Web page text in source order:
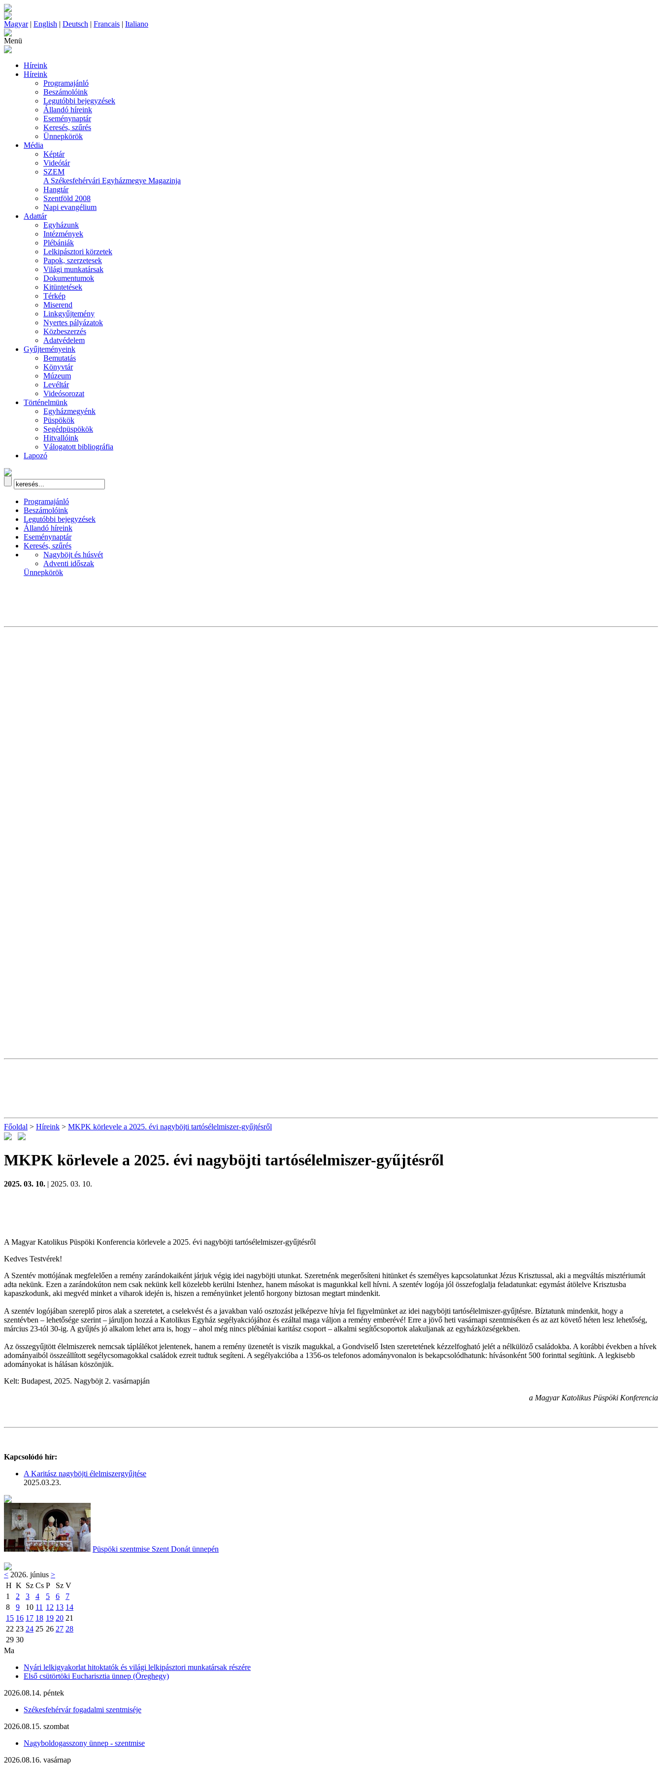
Magyar| English | Deutsch | Francais | Italiano
Menü
Híreink
Híreink
Programajánló
Beszámolóink
Legutóbbi bejegyzések
Állandó híreink
Eseménynaptár
Keresés, szűrés
Ünnepkörök
Média
Képtár
Videótár
SZEM
A Székesfehérvári Egyházmegye Magazinja
Hangtár
Szentföld 2008
Napi evangélium
Adattár
Egyházunk
Intézmények
Plébániák
Lelkipásztori körzetek
Papok, szerzetesek
Világi munkatársak
Dokumentumok
Kitüntetések
Térkép
Miserend
Linkgyűjtemény
Nyertes pályázatok
Közbeszerzés
Adatvédelem
Gyűjteményeink
Bemutatás
Könyvtár
Múzeum
Levéltár
Videósorozat
Történelmünk
Egyházmegyénk
Püspökök
Segédpüspökök
Hitvallóink
Válogatott bibliográfia
Lapozó
Programajánló
Beszámolóink
Legutóbbi bejegyzések
Állandó híreink
Eseménynaptár
Keresés, szűrés
Nagyböjt és húsvét
Adventi időszak
Ünnepkörök
Főoldal > Híreink > MKPK körlevele a 2025. évi nagyböjti tartósélelmiszer-gyűjtésről
MKPK körlevele a 2025. évi nagyböjti tartósélelmiszer-gyűjtésről
2025. 03. 10. | 2025. 03. 10.
A Magyar Katolikus Püspöki Konferencia körlevele a 2025. évi nagyböjti tartósélelmiszer-gyűjtésről
Kedves Testvérek!
A Szentév mottójának megfelelően a remény zarándokaiként járjuk végig idei nagyböjti utunkat. Szeretnénk megerősíteni hitünket és személyes kapcsolatunkat Jézus Krisztussal, aki a megváltás misztériumát
adta nekünk. Ezen a zarándokúton nem csak nekünk kell közelebb kerülni Istenhez, hanem másokat is magunkkal kell hívni. A szentév logója jól összefoglalja feladatunkat: egymást átölelve Krisztusba
kapaszkodunk, aki megvéd minket a viharok idején is, hiszen a reményünket jelentő horgony biztosan megtart mindenkit.
A szentév logójában szereplő piros alak a szeretetet, a cselekvést és a javakban való osztozást jelképezve hívja fel figyelmünket az idei nagyböjti tartósélelmiszer-gyűjtésre. Bíztatunk mindenkit, hogy a
szentévben – lehetősége szerint – járuljon hozzá a Katolikus Egyház segélyakciójához és ezáltal maga váljon a remény emberévé! Erre a jövő heti vasárnapi szentmiséken és az azt követő héten lesz lehetőség,
március 23-tól 30-ig. A gyűjtés jó alkalom lehet arra is, hogy – ahol még nincs plébániai karitász csoport – alkalmi segítőcsoportok alakuljanak az egyházközségekben.
Az összegyűjtött élelmiszerek nemcsak táplálékot jelentenek, hanem a remény üzenetét is viszik magukkal, a Gondviselő Isten szeretetének kézzelfogható jelét a nélkülöző családokba. A korábbi években a hívek
adományaiból összeállított segélycsomagokkal családok ezreit tudtuk segíteni. A segélyakcióba a 1356-os telefonos adományvonalon is bekapcsolódhatunk: hívásonként 500 forinttal segítünk. A legkisebb
adományokat is hálásan köszönjük.
Kelt: Budapest, 2025. Nagyböjt 2. vasárnapján
a Magyar Katolikus Püspöki Konferencia
Kapcsolódó hír:
A Karitász nagyböjti élelmiszergyűjtése
2025.03.23.
Püspöki szentmise Szent Donát ünnepén
< 2026. június >
H K Sz Cs P Sz V
1
2 3 4 5 6
7
8
9 10 11 12 13 14
15 16 17 18 19 20 21
22 23 24 25 26 27 28
29 30
Ma
Nyári lelkigyakorlat hitoktatók és világi lelkipásztori munkatársak részére
Első csütörtöki Eucharisztia ünnep (Öreghegy)
2026.08.14. péntek
Székesfehérvár fogadalmi szentmiséje
2026.08.15. szombat
Nagyboldogasszony ünnep - szentmise
2026.08.16. vasárnap